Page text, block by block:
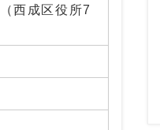
西成区役所7